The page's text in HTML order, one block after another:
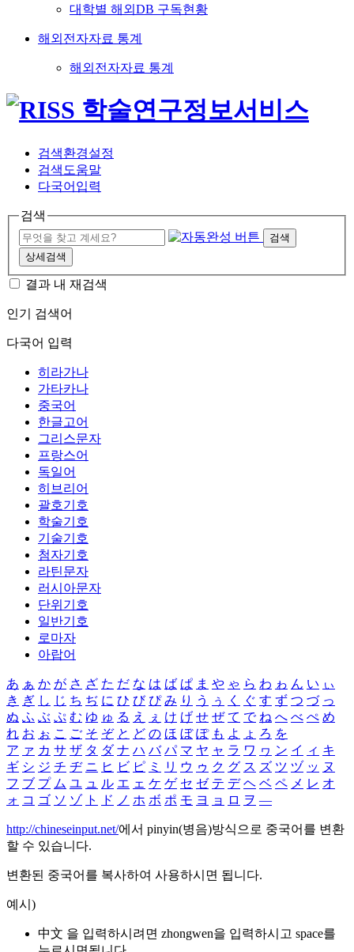
대학별 해외DB 구독현황
해외전자자료 통계
해외전자자료 통계
검색환경설정
검색도움말
다국어입력
검색
검색
상세검색
결과 내 재검색
인기 검색어
다국어 입력
히라가나
가타카나
중국어
한글고어
그리스문자
프랑스어
독일어
히브리어
괄호기호
학술기호
기술기호
첨자기호
라틴문자
러시아문자
단위기호
일반기호
로마자
아랍어
あ ぁ か が さ ざ た だ な は ば ぱ ま や ゃ ら わ ゎ ん い ぃ
き ぎ し じ ち ぢ に ひ び ぴ み り う ぅ く ぐ す ず つ づ っ
ぬ ふ ぶ ぷ む ゆ ゅ る え ぇ け げ せ ぜ て で ね へ べ ぺ め
れ お ぉ こ ご そ ぞ と ど の ほ ぼ ぽ も よ ょ ろ を
ア ァ カ サ ザ タ ダ ナ ハ バ パ マ ヤ ャ ラ ワ ヮ ン イ ィ キ
ギ シ ジ チ ヂ ニ ヒ ビ ピ ミ リ ウ ゥ ク グ ス ズ ツ ヅ ッ ヌ
フ ブ プ ム ユ ュ ル エ ェ ケ ゲ セ ゼ テ デ ヘ ベ ペ メ レ オ
ォ コ ゴ ソ ゾ ト ド ノ ホ ボ ポ モ ヨ ョ ロ ヲ ―
http://chineseinput.net/에서 pinyin(병음)방식으로 중국어를 변환
할 수 있습니다.
변환된 중국어를 복사하여 사용하시면 됩니다.
예시)
中文 을 입력하시려면 zhongwen을 입력하시고 space를